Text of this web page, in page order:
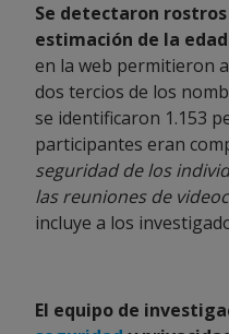
Se detectaron rostros
estimación de la
en la web permitieron
dos tercios de los
se identificaron 1.153
participantes eran
seguridad de los
las reuniones de
incluye a los
El equipo de